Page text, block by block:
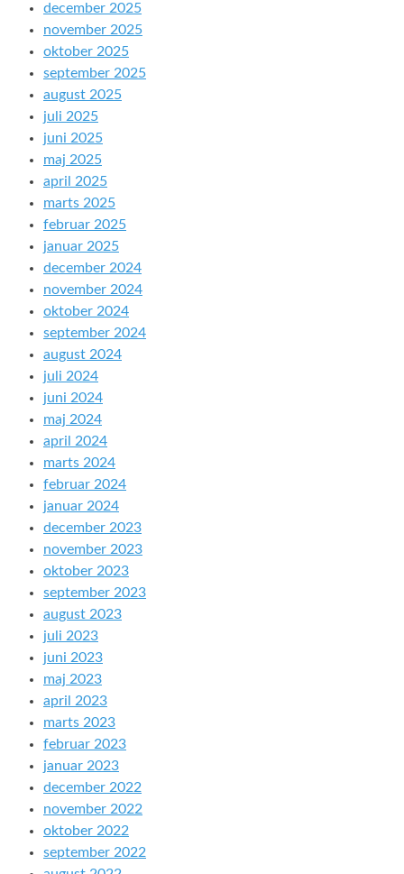
december 2025
november 2025
oktober 2025
september 2025
august 2025
juli 2025
juni 2025
maj 2025
april 2025
marts 2025
februar 2025
januar 2025
december 2024
november 2024
oktober 2024
september 2024
august 2024
juli 2024
juni 2024
maj 2024
april 2024
marts 2024
februar 2024
januar 2024
december 2023
november 2023
oktober 2023
september 2023
august 2023
juli 2023
juni 2023
maj 2023
april 2023
marts 2023
februar 2023
januar 2023
december 2022
november 2022
oktober 2022
september 2022